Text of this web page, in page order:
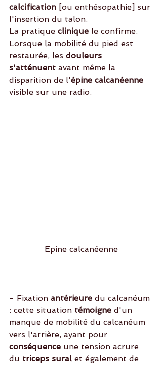
calcification [ou enthésopathie] sur
l'insertion du talon.
La pratique clinique le confirme.
Lorsque la mobilité du pied est
restaurée, les douleurs
s'atténuent avant même la
disparition de l'épine calcanéenne
visible sur une radio.
Epine calcanéenne
- Fixation antérieure du calcanéum
: cette situation témoigne d'un
manque de mobilité du calcanéum
vers l'arrière, ayant pour
conséquence une tension acrure
du triceps sural et également de